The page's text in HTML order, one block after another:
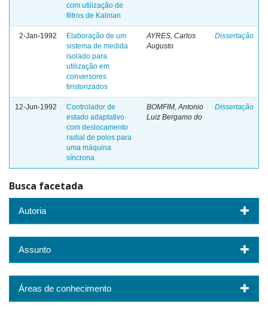
com utilização de
filtros de Kalman
2-Jan-1992
Elaboração de um
sistema de medida
isolado para
utilização em
conversores
tiristorizados
AYRES, Carlos
Augusto
Dissertação
12-Jun-1992
Controlador de
estado adaptativo
com deslocamento
radial de polos para
uma máquina
síncrona
BOMFIM, Antonio
Luiz Bergamo do
Dissertação
Busca facetada
Autoria
Assunto
Áreas de conhecimento